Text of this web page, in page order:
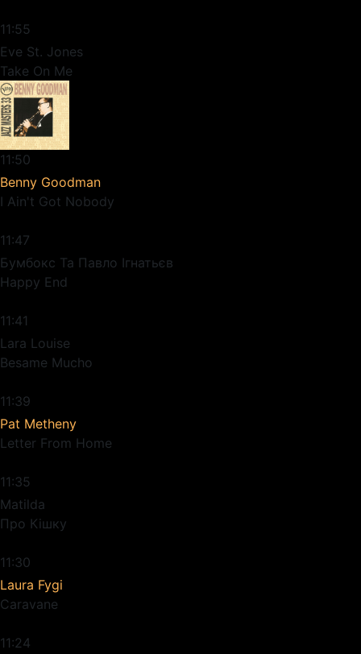
11:55
Eve St. Jones
Take On Me
11:50
Benny Goodman
I Ain't Got Nobody
11:47
Бумбокс Та Павло Ігнатьєв
Happy End
11:41
Lara Louise
Besame Mucho
11:39
Pat Metheny
Letter From Home
11:35
Matilda
Про Кішку
11:30
Laura Fygi
Caravane
11:24